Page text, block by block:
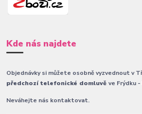
Kde nás najdete
Objednávky si můžete osobně vyzvednout v
předchozí telefonické domluvěve Frýdku
Neváhejte nás kontaktovat.